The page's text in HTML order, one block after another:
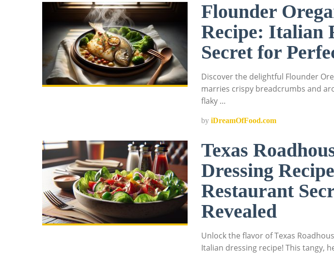
Flounder
Recipe: Italian
Secret for
Discover the delightful Flounder
marries crispy breadcrumbs and
flaky …
by iDreamOfFood.com
Texas
Dressing
Restaurant
Revealed
Unlock the flavor of Texas
Italian dressing recipe! This tangy,